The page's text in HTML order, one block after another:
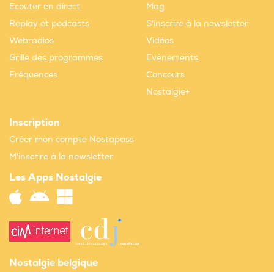
Ecouter en direct
Replay et podcasts
Webradios
Grille des programmes
Fréquences
Mag
S'inscrire à la newsletter
Vidéos
Evènements
Concours
Nostalgie+
Inscription
Créer mon compte Nostapass
M'inscrire à la newsletter
Les Apps Nostalgie
Nostalgie belgique